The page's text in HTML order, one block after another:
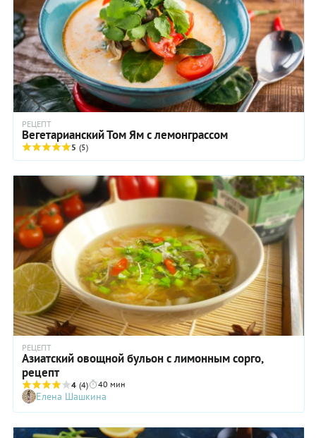
РЕЦЕПТ
Вегетарианский Том Ям с лемонграссом
5 (5)
РЕЦЕПТ
Азиатский овощной бульон с лимонным сорго,
рецепт
4 (4) 40 мин
Елена Шашкина